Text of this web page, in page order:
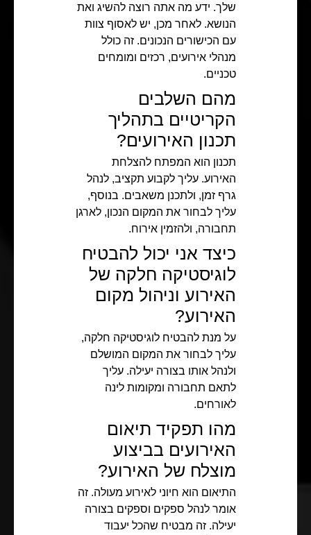
שלך. ידע מה אתה רוצה להשיג ואת
הנושא. לאחר מכן, יש לאסוף צוות
עם הכישורים הנכונים. זה כולל
מנהלי אירועים, רכזים ומומחים
טכניים.
מהם השלבים
הקריטיים בתהליך
תכנון האירועים?
תכנון הוא המפתח להצלחת
האירוע. עליך לקבוע תקציב, לנהל
גרף זמן, ולתכנן משאבים. בנוסף,
עליך לבחור את המקום הנכון, לארגן
תחבורה, ולהזמין אירוח.
כיצד אני יכול להבטיח
לוגיסטיקה חלקה של
האירוע וניהול מקום
האירוע?
על מנת להבטיח לוגיסטיקה חלקה,
עליך לבחור את המקום המושלם
ולנהל אותו בצורה יעילה. עליך
לתאם תחבורה ומקומות לינה
לאורחים.
מהו תפקיד תיאום
האירועים בביצוע
מוצלח של האירוע?
התיאום הוא חיוני לאירוע מעולה. זה
אומר לנהל ספקים וספקים בצורה
יעילה. זה מבטיח שהכל יעבוד